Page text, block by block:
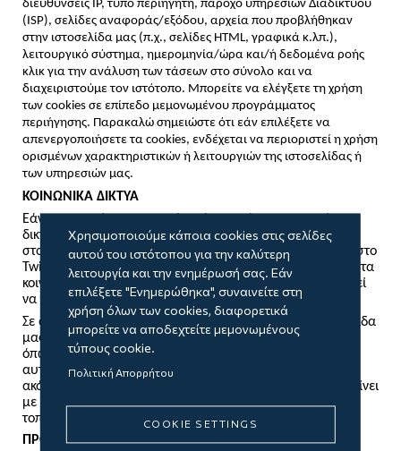
διευθύνσεις IP, τύπο περιηγητή, πάροχο υπηρεσιών Διαδικτύου
(ISP), σελίδες αναφοράς/εξόδου, αρχεία που προβλήθηκαν
στην ιστοσελίδα μας (π.χ., σελίδες HTML, γραφικά κ.λπ.),
λειτουργικό σύστημα, ημερομηνία/ώρα και/ή δεδομένα ροής
κλικ για την ανάλυση των τάσεων στο σύνολο και να
διαχειριστούμε τον ιστότοπο. Μπορείτε να ελέγξετε τη χρήση
των cookies σε επίπεδο μεμονωμένου προγράμματος
περιήγησης. Παρακαλώ σημειώστε ότι εάν επιλέξετε να
απενεργοποιήσετε τα cookies, ενδέχεται να περιοριστεί η χρήση
ορισμένων χαρακτηριστικών ή λειτουργιών της ιστοσελίδας ή
των υπηρεσιών μας.
ΚΟΙΝΩΝΙΚΑ ΔΙΚΤΥΑ
Εάν μοιραστείτε το περιεχόμενό μας μέσω κοινωνικών
δικτύων, για παράδειγμα, κάνοντας "Like" στη σελίδα μας
στο Facebook, ακολουθώντας ή δημοσιεύοντας για εμάς στο
Twitter, ή κάνοντας ένα “+1” μέσω του Google Plus, αυτά τα
κοινωνικά δίκτυα θα καταγράψουν ότι το κάνατε και μπορεί
να τοποθετήσουν ένα cookie για αυτόν τον σκοπό.
Σε ορισμένες περιπτώσεις, όπου μια σελίδα στην ιστοσελίδα
μας περιλαμβάνει περιεχόμενο από ένα κοινωνικό δίκτυο,
όπως ένα ροή Twitter ή ένα κουτί σχολίων του Facebook,
αυτές οι υπηρεσίες μπορεί να τοποθετήσουν ένα cookie
ακόμη και αν δεν κάνετε κλικ σε ένα κουμπί. Όπως συμβαίνει
με όλα τα cookies, δεν έχουμε πρόσβαση σε αυτά που
τοποθετούνται από τα κοινωνικά δίκτυα.
ΠΡΟΣΒΑΣΗ, ΑΚΡΙΒΕΙΑ ΚΑΙ ΑΣΦΑΛΕΙΑ
Χρησιμοποιούμε κάποια cookies στις σελίδες
αυτού του ιστότοπου για την καλύτερη
λειτουργία και την ενημέρωσή σας. Εάν
επιλέξετε "Ενημερώθηκα", συναινείτε στη
χρήση όλων των cookies, διαφορετικά
μπορείτε να αποδεχτείτε μεμονωμένους
τύπους cookie.
Πολιτική Απορρήτου
COOKIE SETTINGS